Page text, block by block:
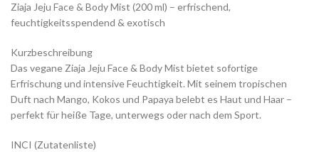
Ziaja Jeju Face & Body Mist (200 ml) – erfrischend,
feuchtigkeitsspendend & exotisch
Kurzbeschreibung
Das vegane Ziaja Jeju Face & Body Mist bietet sofortige
Erfrischung und intensive Feuchtigkeit. Mit seinem tropischen
Duft nach Mango, Kokos und Papaya belebt es Haut und Haar –
perfekt für heiße Tage, unterwegs oder nach dem Sport.
INCI (Zutatenliste)